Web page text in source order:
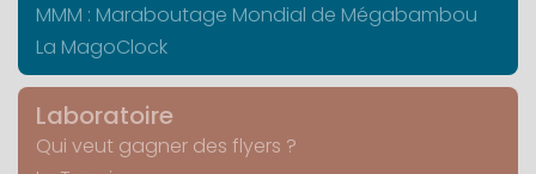
MMM : Maraboutage Mondial de Mégabambou
La MagoClock
Laboratoire
Qui veut gagner des flyers ?